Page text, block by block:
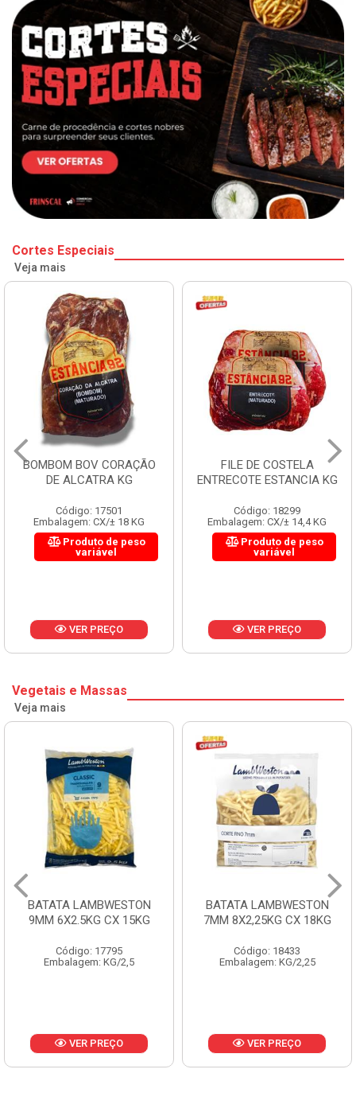
Cortes Especiais
Veja mais
BOMBOM BOV CORAÇÃO
DE ALCATRA KG
Código: 17501
Embalagem: CX/± 18 KG
Produto de peso
variável
VER PREÇO
FILE DE COSTELA
ENTRECOTE ESTANCIA KG
Código: 18299
Embalagem: CX/± 14,4 KG
Produto de peso
variável
VER PREÇO
Vegetais e Massas
Veja mais
BATATA LAMBWESTON
9MM 6X2.5KG CX 15KG
Código: 17795
Embalagem: KG/2,5
VER PREÇO
BATATA LAMBWESTON
7MM 8X2,25KG CX 18KG
Código: 18433
Embalagem: KG/2,25
VER PREÇO